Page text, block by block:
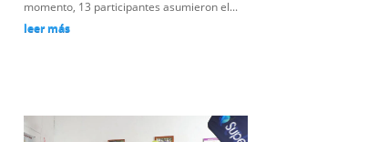
momento, 13 participantes asumieron el...
leer más